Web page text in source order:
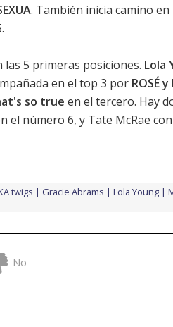
. También inicia camino
5 primeras posiciones. Lola
en el top 3 por ROSÉ
so true en el tercero. Hay
el número 6, y Tate McRae
twigs Gracie Abrams Lola Young
No